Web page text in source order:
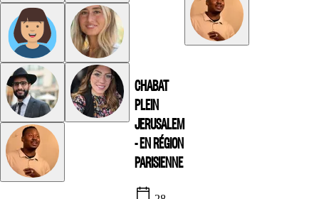
CHABAT
PLEIN
JERUSALEM
- EN RÉGION
PARISIENNE